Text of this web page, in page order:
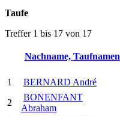
Taufe
Treffer 1 bis 17 von 17
Nachname, Taufnamen
1
BERNARD André
2
BONENFANT
Abraham